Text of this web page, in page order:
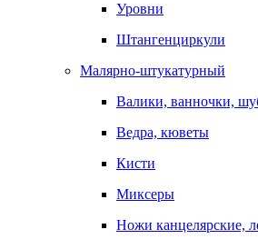
Уровни
Штангенциркули
Малярно-штукатурный
Валики, ванночки,
Ведра, кюветы
Кисти
Миксеры
Ножи канцелярские,